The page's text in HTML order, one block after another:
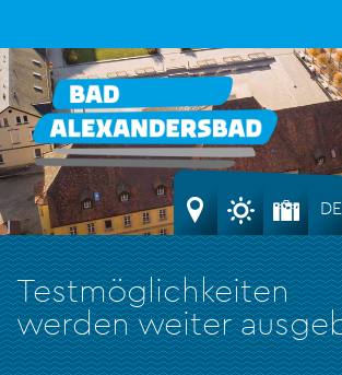
Testmöglichkeiten
werden weiter
DE